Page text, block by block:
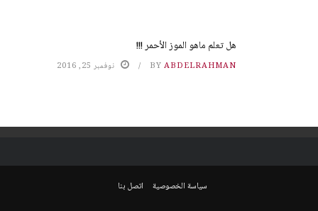
هل تعلم ماهو الموز الأحمر !!!
BY ABDELRAHMAN نوفمبر 25, 2016
سياسة الخصوصية اتصل بنا